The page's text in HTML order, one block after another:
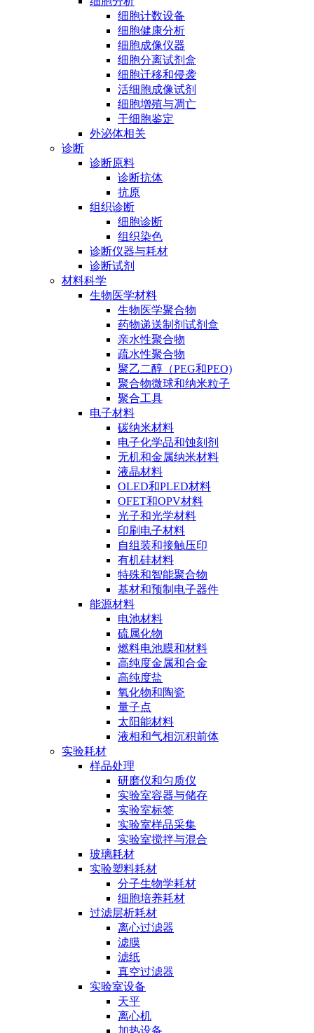
细胞计数设备
细胞健康分析
细胞成像仪器
细胞分离试剂盒
细胞迁移和侵袭
活细胞成像试剂
细胞增殖与凋亡
干细胞鉴定
外泌体相关
诊断
诊断原料
诊断抗体
抗原
组织诊断
细胞诊断
组织染色
诊断仪器与耗材
诊断试剂
材料科学
生物医学材料
生物医学聚合物
药物递送制剂试剂盒
亲水性聚合物
疏水性聚合物
聚乙二醇（PEG和PEO)
聚合物微球和纳米粒子
聚合工具
电子材料
碳纳米材料
电子化学品和蚀刻剂
无机和金属纳米材料
液晶材料
OLED和PLED材料
OFET和OPV材料
光子和光学材料
印刷电子材料
自组装和接触压印
有机硅材料
特殊和智能聚合物
基材和预制电子器件
能源材料
电池材料
硫属化物
燃料电池膜和材料
高纯度金属和合金
高纯度盐
氧化物和陶瓷
量子点
太阳能材料
液相和气相沉积前体
实验耗材
样品处理
研磨仪和匀质仪
实验室容器与储存
实验室标签
实验室样品采集
实验室搅拌与混合
玻璃耗材
实验塑料耗材
分子生物学耗材
细胞培养耗材
过滤层析耗材
离心过滤器
滤膜
滤纸
真空过滤器
实验室设备
天平
离心机
加热设备